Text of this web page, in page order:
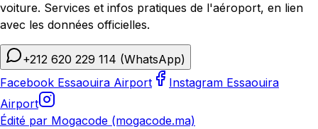
voiture. Services et infos pratiques de l'aéroport, en lien
avec les données officielles.
+212 620 229 114 (WhatsApp)
Facebook Essaouira Airport
Instagram Essaouira
Airport
Édité par Mogacode (mogacode.ma)